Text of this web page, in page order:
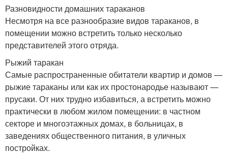
Разновидности домашних тараканов
Несмотря на все разнообразие видов тараканов, в
помещении можно встретить только несколько
представителей этого отряда.
Рыжий таракан
Самые распространенные обитатели квартир и домов —
рыжие тараканы или как их простонародье называют —
прусаки. От них трудно избавиться, а встретить можно
практически в любом жилом помещении: в частном
секторе и многоэтажных домах, в больницах, в
заведениях общественного питания, в уличных
постройках.